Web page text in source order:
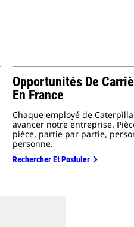
Opportunités De
En France
Chaque employé de
avancer notre entreprise.
pièce, partie par partie,
personne.
Rechercher Et Postuler